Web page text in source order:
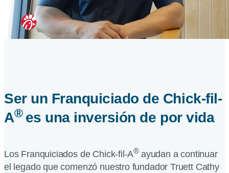
Ser un Franquiciado de Chick-fil-
A® es una inversión de por vida
Los Franquiciados de Chick-fil-A® ayudan a continuar
el legado que comenzó nuestro fundador Truett Cathy